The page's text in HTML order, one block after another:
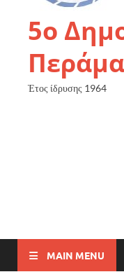
5ο
Έτος ίδρυσης 1964
MAIN MENU